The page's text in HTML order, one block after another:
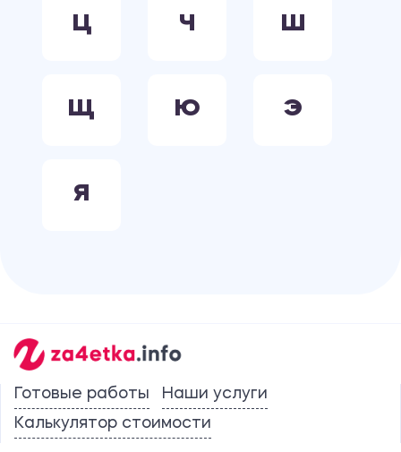
Ц Ч Ш
Щ Ю Э
Я
Готовые работы
Наши услуги
Калькулятор стоимости